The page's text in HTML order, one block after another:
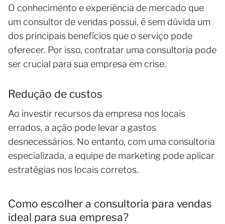
O conhecimento e experiência de mercado que
um consultor de vendas possui, é sem dúvida um
dos principais benefícios que o serviço pode
oferecer. Por isso, contratar uma consultoria pode
ser crucial para sua empresa em crise.
Redução de custos
Ao investir recursos da empresa nos locais
errados, a ação pode levar a gastos
desnecessários. No entanto, com uma consultoria
especializada, a equipe de marketing pode aplicar
estratégias nos locais corretos.
Como escolher a consultoria para vendas
ideal para sua empresa?